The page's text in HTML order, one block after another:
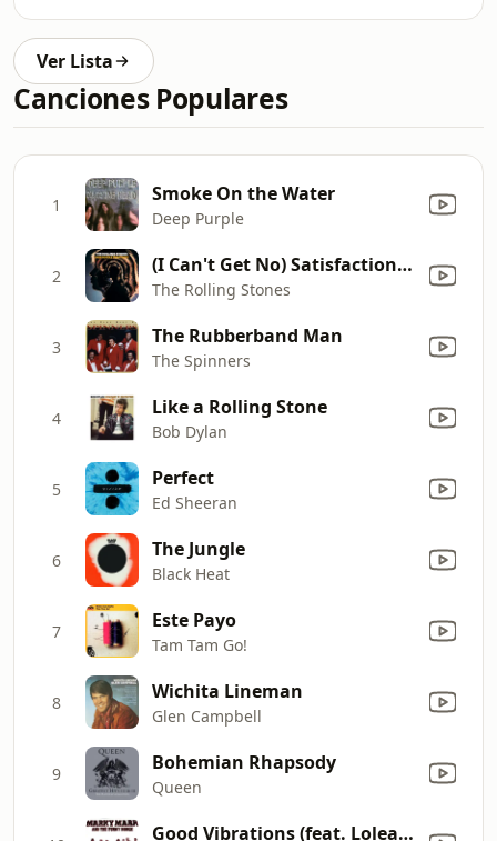
Ver Lista
Canciones Populares
1 Smoke On the Water
Deep Purple
2 (I Can't Get No) Satisfaction (Mono)
The Rolling Stones
3 The Rubberband Man
The Spinners
4 Like a Rolling Stone
Bob Dylan
5 Perfect
Ed Sheeran
6 The Jungle
Black Heat
7 Este Payo
Tam Tam Go!
8 Wichita Lineman
Glen Campbell
9 Bohemian Rhapsody
Queen
Good Vibrations (feat. Loleatta Holloway)